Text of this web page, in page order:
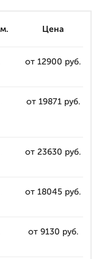
Цена
от 12900 руб.
от 19871 руб.
от 23630 руб.
от 18045 руб.
от 9130 руб.